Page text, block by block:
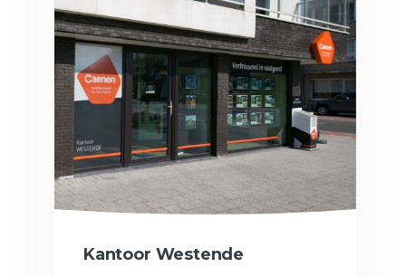
Kantoor Westende